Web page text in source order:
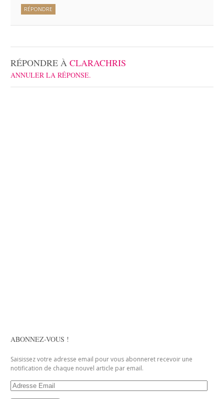
RÉPONDRE
RÉPONDRE ÀCLARACHRIS
ANNULER LA RÉPONSE.
ABONNEZ-VOUS !
Saisissez votre adresse email pour vous abonneret recevoir une
notification de chaque nouvel article par email.
Adresse
Email